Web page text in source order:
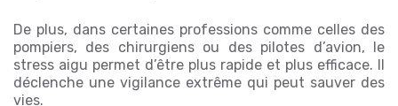
De plus, dans certaines professions comme celles des
pompiers, des chirurgiens ou des pilotes d’avion, le
stress aigu permet d’être plus rapide et plus efficace. Il
déclenche une vigilance extrême qui peut sauver des
vies.